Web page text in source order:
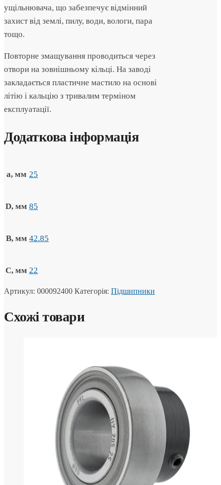
ущільнювача, що забезпечує відмінний
захист від землі, пилу, води, вологи, пара
тощо.
Повторне змащування проводиться через
отвори на зовнішньому кільці. На заводі
закладається пластичне мастило на основі
літію і кальцію з тривалим терміном
експлуатації.
Додаткова інформація
a, мм 25
D, мм 85
B, мм 42.85
C, мм 22
Артикул: 000092400 Категорія: Підшипники
Схожі товари